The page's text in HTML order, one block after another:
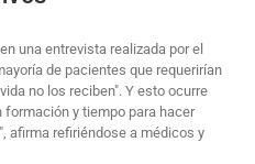
una entrevista realizada por el
de pacientes que requerirían
no los reciben". Y esto ocurre
formación y tiempo para hacer
afirma refiriéndose a médicos y